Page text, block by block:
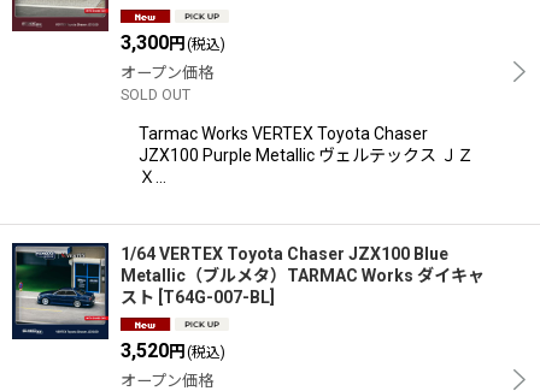
3,300円 (税込)
オープン価格
SOLD OUT
Tarmac Works VERTEX Toyota Chaser
JZX100 Purple Metallic ヴェルテックス ＪＺ
Ｘ…
1/64 VERTEX Toyota Chaser JZX100 Blue
Metallic（ブルメタ）TARMAC Works ダイキャ
スト T64G-007-BL
3,520円 (税込)
オープン価格